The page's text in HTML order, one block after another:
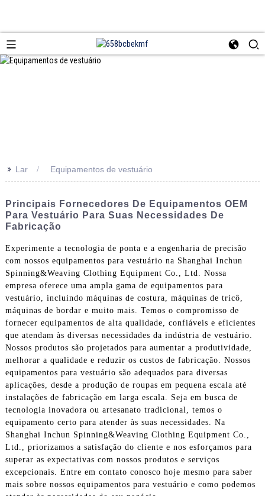
>> Lar Equipamentos de vestuário
Principais Fornecedores De Equipamentos OEM
Para Vestuário Para Suas Necessidades De
Fabricação
Experimente a tecnologia de ponta e a engenharia de precisão
com nossos equipamentos para vestuário na Shanghai Inchun
Spinning&Weaving Clothing Equipment Co., Ltd. Nossa
empresa oferece uma ampla gama de equipamentos para
vestuário, incluindo máquinas de costura, máquinas de tricô,
máquinas de bordar e muito mais. Temos o compromisso de
fornecer equipamentos de alta qualidade, confiáveis ​​e eficientes
que atendam às diversas necessidades da indústria de vestuário.
Nossos produtos são projetados para aumentar a produtividade,
melhorar a qualidade e reduzir os custos de fabricação. Nossos
equipamentos para vestuário são adequados para diversas
aplicações, desde a produção de roupas em pequena escala até
instalações de fabricação em larga escala. Seja em busca de
tecnologia inovadora ou artesanato tradicional, temos o
equipamento certo para atender às suas necessidades. Na
Shanghai Inchun Spinning&Weaving Clothing Equipment Co.,
Ltd., priorizamos a satisfação do cliente e nos esforçamos para
superar as expectativas com nossos produtos e serviços
excepcionais. Entre em contato conosco hoje mesmo para saber
mais sobre nossos equipamentos para vestuário e como podemos